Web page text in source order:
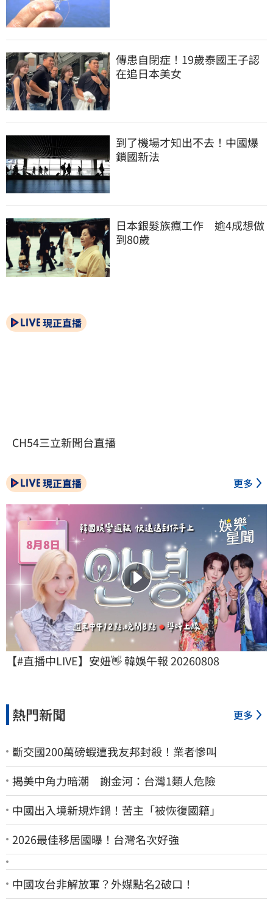
傳患自閉症！19歲泰國王子認
在追日本美女
到了機場才知出不去！中國爆
鎖國新法
日本銀髮族瘋工作　逾4成想做
到80歲
現正直播
CH54三立新聞台直播
現正直播 更多
【#直播中LIVE】安妞👋 韓娛午報 20260808
熱門新聞 更多
斷交國200萬磅蝦遭我友邦封殺！業者慘叫
揭美中角力暗潮 謝金河：台灣1類人危險
中國出入境新規炸鍋！苦主「被恢復國籍」
2026最佳移居國曝！台灣名次好強
中國攻台非解放軍？外媒點名2破口！